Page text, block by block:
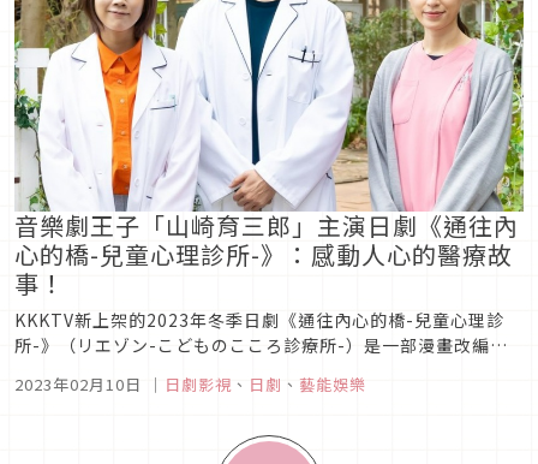
音樂劇王子「山崎育三郎」主演日劇《通往內
心的橋-兒童心理診所-》：感動人心的醫療故
事！
KKKTV新上架的2023年冬季日劇《通往內心的橋-兒童心理診
所-》（リエゾン-こどものこころ診療所-）是一部漫畫改編的
「吉田紀子」負責撰寫劇本，在這個冬季替大家獻上一個又一個
2023年02月10日 ｜ 日劇影視 、 日劇 、 藝能娛樂